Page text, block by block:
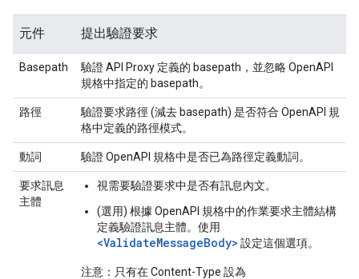
元件 提出驗證要求
Basepath
驗證 API Proxy 定義的 basepath，並忽略 OpenAPI
規格中指定的 basepath。
路徑
驗證要求路徑 (減去 basepath) 是否符合 OpenAPI 規
格中定義的路徑模式。
動詞 驗證 OpenAPI 規格中是否已為路徑定義動詞。
要求訊息
主體
視需要驗證要求中是否有訊息內文。
(選用) 根據 OpenAPI 規格中的作業要求主體結構
定義驗證訊息主體。使用
<ValidateMessageBody> 設定這個選項。
注意： 只有在 Content-Type 設為